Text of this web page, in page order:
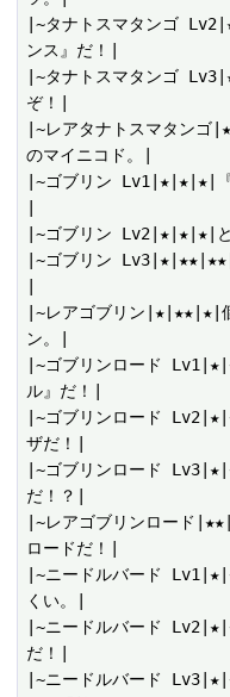
|~タナトスマタンゴ
ンス』だ！|
|~タナトスマタンゴ
ぞ！|
|~レアタナトスマタン
のマイニコド。|
|~ゴブリン Lv1|★|★|★|『
|~ゴブリン Lv2|★|★|★|と
|~ゴブリン Lv3|★|★★|★★|
|~レアゴブリン|★|★★|★|
ン。|
|~ゴブリンロード
ル』だ！|
|~ゴブリンロード
ザだ！|
|~ゴブリンロード
だ！？|
|~レアゴブリンロード
ロードだ！|
|~ニードルバード
くい。|
|~ニードルバード
だ！|
|~ニードルバード